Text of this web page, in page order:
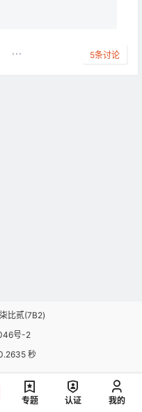
5条讨论
柒比贰(7B2)
号-2
秒
专题 认证 我的